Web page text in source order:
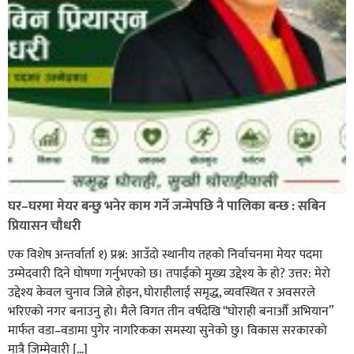
प्रहरीले पायाे जग्गाधनी पुर्जा
पत्रकारको प्रेसकार्ड बोकेर हिड्ने लागुऔषध कारोबारमा संलग्न
रहेको आरोपमा ३ जना पक्राउ,
घर–घरमा मेयर बन्छु भनेर काम गर्ने जन्मेपछि नै पालिका बन्छ : सबिन
प्रियासन चौधरी
एक विशेष अन्तर्वार्ता १) प्रश्न: आउँदो स्थानीय तहको निर्वाचनमा मेयर पदमा
उम्मेदवारी दिने घोषणा गर्नुभएको छ। तपाईंको मुख्य उद्देश्य के हो? उत्तर: मेरो
उद्देश्य केवल चुनाव जित्ने होइन, घोराहीलाई समृद्ध, व्यवस्थित र अवसरले
भरिएको नगर बनाउनु हो। मैले विगत तीन वर्षदेखि “घोराही बनाऔँ अभियान”
मार्फत वडा–वडामा पुगेर नागरिकका समस्या सुनेको छु। विकास सरकारको
मात्रै जिम्मेवारी […]